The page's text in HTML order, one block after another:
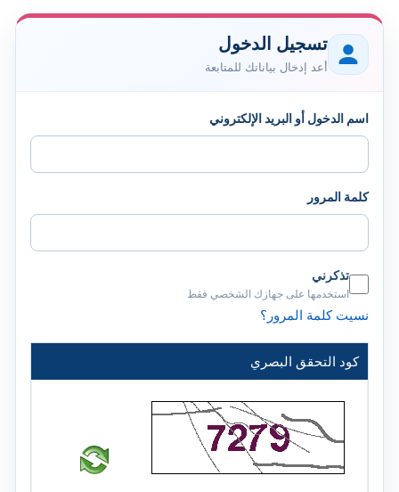
تسجيل الدخول
أعد إدخال بياناتك للمتابعة
اسم الدخول أو البريد الإلكتروني
كلمة المرور
تذكرني
استخدمها على جهازك الشخصي فقط
نسيت كلمة المرور؟
كود التحقق البصري